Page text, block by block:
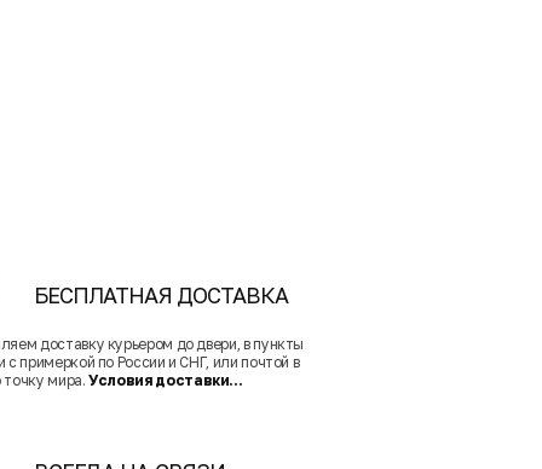
БЕСПЛАТНАЯ ДОСТАВКА
доставку курьером до двери, в пункты
с примеркой по России и СНГ, или почтой в
мира.Условия доставки...